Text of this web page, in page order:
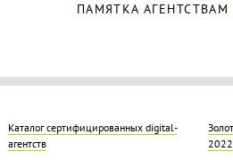
ПАМЯТКА АГЕНТСТВАМ
Каталог сертифицированных digital-
агентств
2022